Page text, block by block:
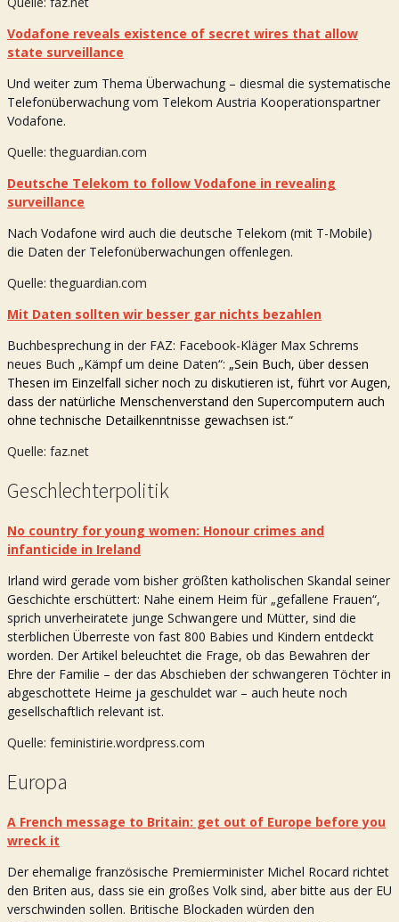
Vodafone reveals existence of secret wires that allow
state surveillance
Und weiter zum Thema Überwachung – diesmal die systematische
Telefonüberwachung vom Telekom Austria Kooperationspartner
Vodafone.
Quelle: theguardian.com
Deutsche Telekom to follow Vodafone in revealing
surveillance
Nach Vodafone wird auch die deutsche Telekom (mit T-Mobile)
die Daten der Telefonüberwachungen offenlegen.
Quelle: theguardian.com
Mit Daten sollten wir besser gar nichts bezahlen
Buchbesprechung in der FAZ: Facebook-Kläger Max Schrems
neues Buch „Kämpf um deine Daten“: „Sein Buch, über dessen
Thesen im Einzelfall sicher noch zu diskutieren ist, führt vor Augen,
dass der natürliche Menschenverstand den Supercomputern auch
ohne technische Detailkenntnisse gewachsen ist.“
Quelle: faz.net
Geschlechterpolitik
No country for young women: Honour crimes and
infanticide in Ireland
Irland wird gerade vom bisher größten katholischen Skandal seiner
Geschichte erschüttert: Nahe einem Heim für „gefallene Frauen“,
sprich unverheiratete junge Schwangere und Mütter, sind die
sterblichen Überreste von fast 800 Babies und Kindern entdeckt
worden. Der Artikel beleuchtet die Frage, ob das Bewahren der
Ehre der Familie – der das Abschieben der schwangeren Töchter in
abgeschottete Heime ja geschuldet war – auch heute noch
gesellschaftlich relevant ist.
Quelle: feministirie.wordpress.com
Europa
A French message to Britain: get out of Europe before you
wreck it
Der ehemalige französische Premierminister Michel Rocard richtet
den Briten aus, dass sie ein großes Volk sind, aber bitte aus der EU
verschwinden sollen. Britische Blockaden würden den